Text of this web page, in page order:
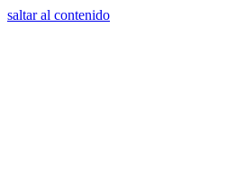
saltar al contenido